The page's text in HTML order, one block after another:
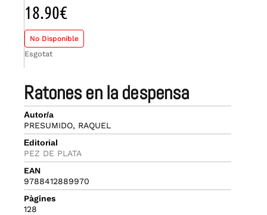
ratones en la despensa
Autor/a
PRESUMIDO, RAQUEL
Editorial
PEZ DE PLATA
EAN
9788412889970
Pàgines
128
18.90€
No Disponible
Esgotat